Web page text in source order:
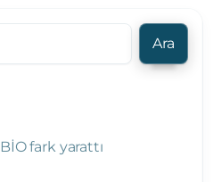
Ara
fark yarattı